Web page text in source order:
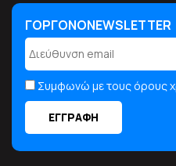
ΓΟΡΓΟΝΟNEWSLETTER
Συμφωνώ με τους όρους